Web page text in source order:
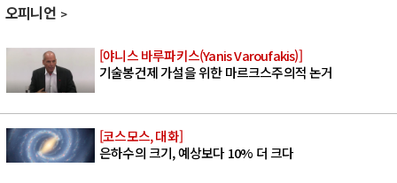
오피니언
[야니스 바루파키스(Yanis Varoufakis)]
기술봉건제 가설을 위한 마르크스주의적 논거
[코스모스, 대화]
은하수의 크기, 예상보다 10% 더 크다